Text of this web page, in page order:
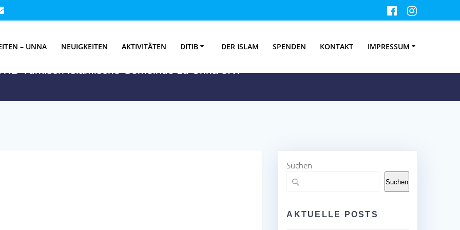
– UNNA NEUIGKEITEN AKTIVITÄTEN DITIB DER ISLAM SPENDEN KONTAKT IMPRESSUM
September 2019
Türkisch Islamische Gemeinde zu Unna e.V.
Suchen
Suchen
AKTUELLE POSTS